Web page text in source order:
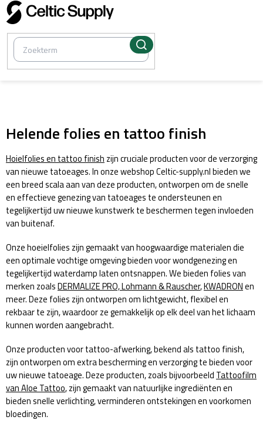
Overslaan
naar
inhoud
Helende folies en tattoo finish
Hoielfolies en tattoo finish zijn cruciale producten voor de verzorging
van nieuwe tatoeages. In onze webshop Celtic-supply.nl bieden we
een breed scala aan van deze producten, ontworpen om de snelle
en effectieve genezing van tatoeages te ondersteunen en
tegelijkertijd uw nieuwe kunstwerk te beschermen tegen invloeden
van buitenaf.
Onze hoeielfolies zijn gemaakt van hoogwaardige materialen die
een optimale vochtige omgeving bieden voor wondgenezing en
tegelijkertijd waterdamp laten ontsnappen. We bieden folies van
merken zoalsDERMALIZE PRO,Lohmann & Rauscher,KWADRONen
meer. Deze folies zijn ontworpen om lichtgewicht, flexibel en
rekbaar te zijn, waardoor ze gemakkelijk op elk deel van het lichaam
kunnen worden aangebracht.
Onze producten voor tattoo-afwerking, bekend als tattoo finish,
zijn ontworpen om extra bescherming en verzorging te bieden voor
uw nieuwe tatoeage. Deze producten, zoals bijvoorbeeld Tattoofilm
van Aloe Tattoo, zijn gemaakt van natuurlijke ingrediënten en
bieden snelle verlichting, verminderen ontstekingen en voorkomen
bloedingen.